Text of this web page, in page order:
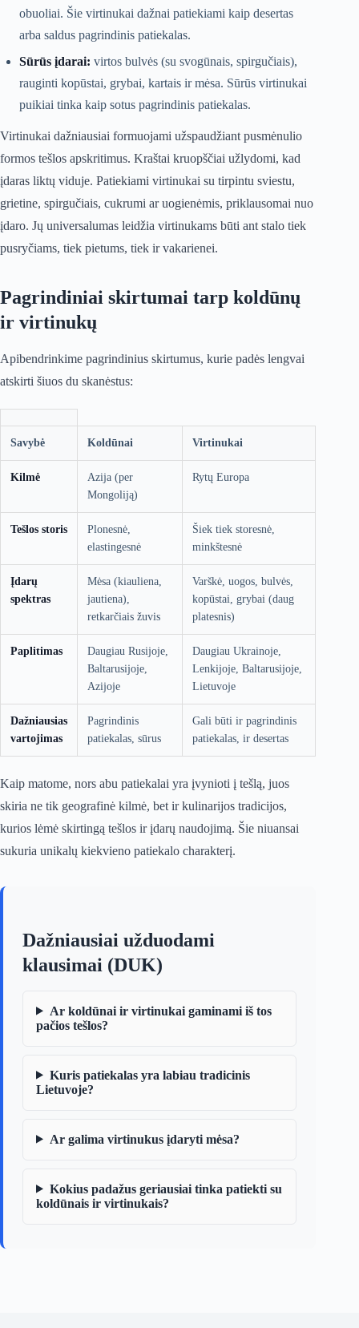
obuoliai. Šie virtinukai dažnai patiekiami kaip desertas
arba saldus pagrindinis patiekalas.
Sūrūs įdarai: virtos bulvės (su svogūnais, spirgučiais),
rauginti kopūstai, grybai, kartais ir mėsa. Sūrūs virtinukai
puikiai tinka kaip sotus pagrindinis patiekalas.
Virtinukai dažniausiai formuojami užspaudžiant pusmėnulio
formos tešlos apskritimus. Kraštai kruopščiai užlydomi, kad
įdaras liktų viduje. Patiekiami virtinukai su tirpintu sviestu,
grietine, spirgučiais, cukrumi ar uogienėmis, priklausomai nuo
įdaro. Jų universalumas leidžia virtinukams būti ant stalo tiek
pusryčiams, tiek pietums, tiek ir vakarienei.
Pagrindiniai skirtumai tarp koldūnų
ir virtinukų
Apibendrinkime pagrindinius skirtumus, kurie padės lengvai
atskirti šiuos du skanėstus:
Savybė Koldūnai Virtinukai
Kilmė
Azija (per
Mongoliją)
Rytų Europa
Tešlos storis
Plonesnė,
elastingesnė
Šiek tiek storesnė,
minkštesnė
Įdarų
spektras
Mėsa (kiauliena,
jautiena),
retkarčiais žuvis
Varškė, uogos, bulvės,
kopūstai, grybai (daug
platesnis)
Paplitimas
Daugiau Rusijoje,
Baltarusijoje,
Azijoje
Daugiau Ukrainoje,
Lenkijoje, Baltarusijoje,
Lietuvoje
Dažniausias
vartojimas
Pagrindinis
patiekalas, sūrus
Gali būti ir pagrindinis
patiekalas, ir desertas
Kaip matome, nors abu patiekalai yra įvynioti į tešlą, juos
skiria ne tik geografinė kilmė, bet ir kulinarijos tradicijos,
kurios lėmė skirtingą tešlos ir įdarų naudojimą. Šie niuansai
sukuria unikalų kiekvieno patiekalo charakterį.
Dažniausiai užduodami
klausimai (DUK)
Ar koldūnai ir virtinukai gaminami iš tos
pačios tešlos?
Kuris patiekalas yra labiau tradicinis
Lietuvoje?
Ar galima virtinukus įdaryti mėsa?
Kokius padažus geriausiai tinka patiekti su
koldūnais ir virtinukais?